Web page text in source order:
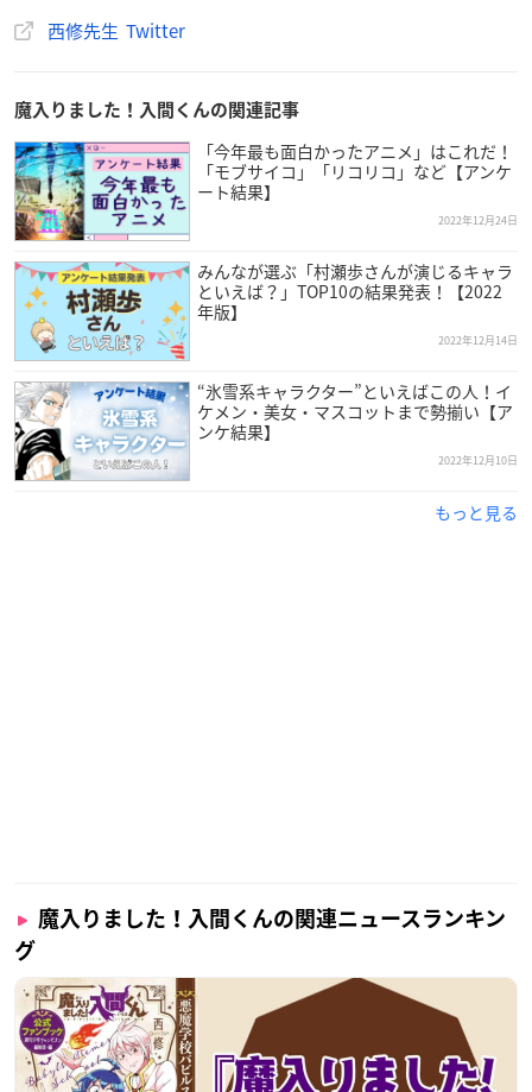
西修先生 Twitter
魔入りました！入間くんの関連記事
「今年最も面白かったアニメ」はこれだ！
「モブサイコ」「リコリコ」など【アンケ
ート結果】
2022年12月24日
みんなが選ぶ「村瀬歩さんが演じるキャラ
といえば？」TOP10の結果発表！【2022
年版】
2022年12月14日
“氷雪系キャラクター”といえばこの人！イ
ケメン・美女・マスコットまで勢揃い【ア
ンケ結果】
2022年12月10日
もっと見る
魔入りました！入間くんの関連ニュースランキン
グ